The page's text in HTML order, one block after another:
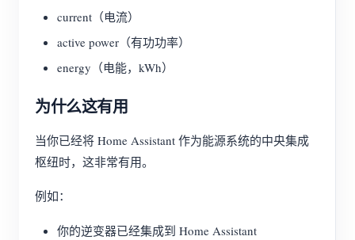
current（电流）
active power（有功功率）
energy（电能，kWh）
为什么这有用
当你已经将 Home Assistant 作为能源系统的中央集成
枢纽时，这非常有用。
例如：
你的逆变器已经集成到 Home Assistant